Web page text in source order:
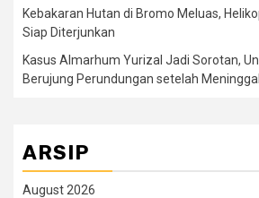
Kebakaran Hutan di Bromo Meluas,
Siap Diterjunkan
Kasus Almarhum Yurizal Jadi Sorotan,
Berujung Perundungan setelah
ARSIP
August 2026